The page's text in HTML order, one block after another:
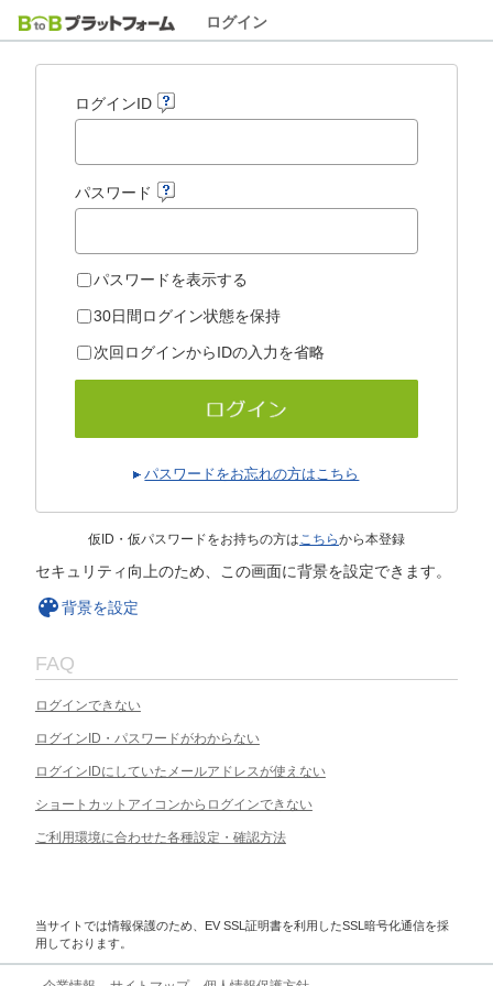
ログイン
ログインID
パスワード
パスワードを表示する
30日間ログイン状態を保持
次回ログインからIDの入力を省略
パスワードをお忘れの方はこちら
仮ID・仮パスワードをお持ちの方はこちらから本登録
セキュリティ向上のため、この画面に背景を設定できます。
背景を設定
FAQ
ログインできない
ログインID・パスワードがわからない
ログインIDにしていたメールアドレスが使えない
ショートカットアイコンからログインできない
ご利用環境に合わせた各種設定・確認方法
当サイトでは情報保護のため、EV SSL証明書を利用したSSL暗号化通信を採
用しております。